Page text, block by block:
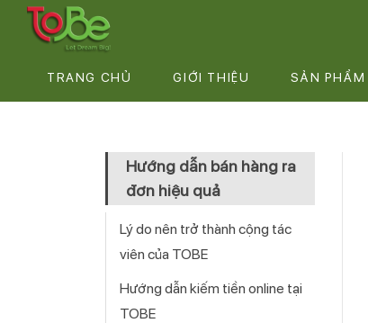
TRANG CHỦ GIỚI THIỆU SẢN PHẨM
Hướng dẫn bán hàng ra
đơn hiệu quả
Lý do nên trở thành cộng tác
viên của TOBE
Hướng dẫn kiếm tiền online tại
TOBE